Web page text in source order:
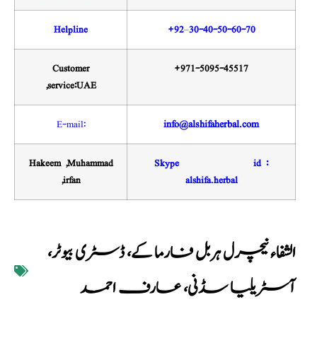
Helpline +92–30-40-50-60-70
Customer
,service:UAE
+971-5095-45517
E-mail: info@alshifaherbal.com
Hakeem ,Muhammad
,irfan
Skype id :
alshifa.herbal
الشفاء نیچرل ہربل فارما کے، ڈسٹری بیوٹر،
آسٹریلیا سڈنی، عارف احمد